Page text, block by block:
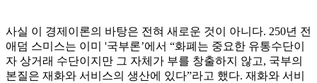
사실 이 경제이론의 바탕은 전혀 새로운 것이 아니다. 250년 전
애덤 스미스는 이미 '국부론’에서 “화폐는 중요한 유통수단이
자 상거래 수단이지만 그 자체가 부를 창출하지 않고, 국부의
본질은 재화와 서비스의 생산에 있다”라고 했다. 재화와 서비